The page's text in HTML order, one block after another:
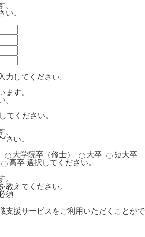
。
い。
力してください。
ます。
。
てください。
。
さい。
大学院卒（修士） 大卒
短大卒
高卒 選択してください。
。
教えてください。
須
支援サービスをご利用いただくことがで